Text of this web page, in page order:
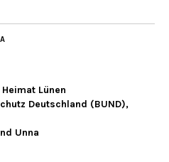
Lünen
Deutschland (BUND),
Unna